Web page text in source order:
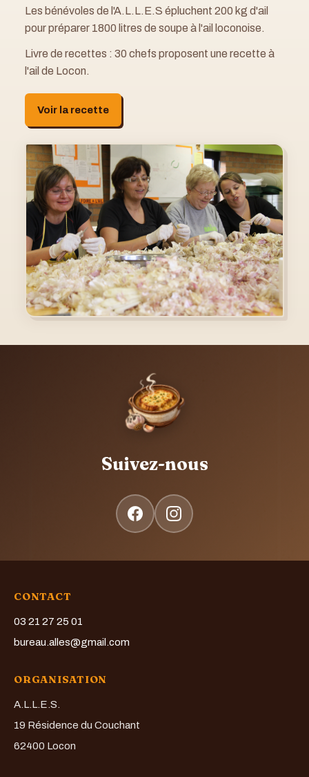
Les bénévoles de l'A.L.L.E.S épluchent 200 kg d'ail
pour préparer 1800 litres de soupe à l'ail loconoise.
Livre de recettes : 30 chefs proposent une recette à
l'ail de Locon.
Voir la recette
Suivez-nous
CONTACT
03 21 27 25 01
bureau.alles@gmail.com
ORGANISATION
A.L.L.E.S.
19 Résidence du Couchant
62400 Locon